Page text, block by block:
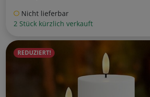
Nicht lieferbar
2 Stück kürzlich verkauft
REDUZIERT!